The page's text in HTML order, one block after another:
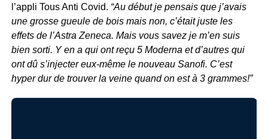
l’appli Tous Anti Covid. “Au début je pensais que j’avais
une grosse gueule de bois mais non, c’était juste les
effets de l’Astra Zeneca. Mais vous savez je m’en suis
bien sorti. Y en a qui ont reçu 5 Moderna et d’autres qui
ont dû s’injecter eux-même le nouveau Sanofi. C’est
hyper dur de trouver la veine quand on est à 3 grammes!”